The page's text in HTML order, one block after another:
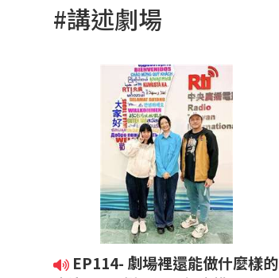
#講述劇場
EP114- 劇場裡還能做什麼樣的